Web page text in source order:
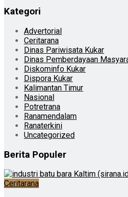
Kategori
Advertorial
Ceritarana
Dinas Pariwisata Kukar
Dinas Pemberdayaan
Diskominfo Kukar
Dispora Kukar
Kalimantan Timur
Nasional
Potretrana
Ranamendalam
Ranaterkini
Uncategorized
Berita Populer
Ceritarana